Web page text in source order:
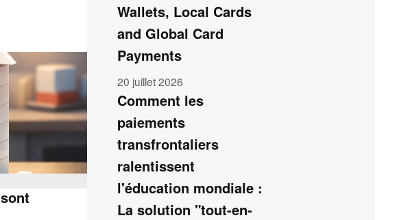
Wallets, Local Cards
and Global Card
Payments
20 juillet 2026
Comment les
paiements
transfrontaliers
ralentissent
l'éducation mondiale :
La solution "tout-en-